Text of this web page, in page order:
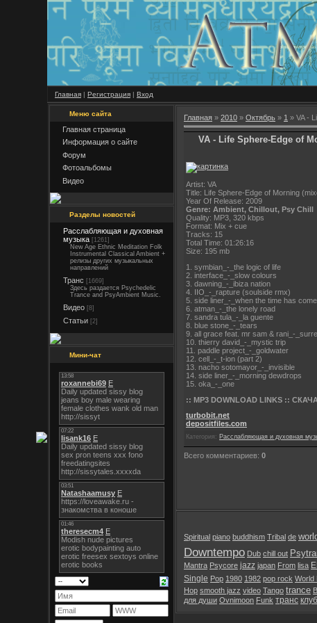
Главная | Регистрация | Вход
Меню сайта
Главная страница
Информация о сайте
Форум
Фотоальбомы
Видео
Разделы новостей
Расслабляющая и духовная
музыка [1261]
New Age Ethnic Meditation Folk
Instrumental Classical Ambient +
релизы других музыкальных
направлений
Транс [1669]
Здесь раздается Psychedelic
Trance and PsyAmbient Music.
Видео [8]
Статьи [2]
Мини-чат
Главная » 2010 » Октябрь » 1 » VA -
VA - Life Sphere-Edge of
Artist: VA
Title: Life Sphere-Edge of Morning
Year Of Release: 2009
Genre: Ambient, Chillout, Psy Chill
Quality: MP3, 320 kbps
Format: Mix + cue
Tracks: 15
Total Time: 01:26:16
Size: 195 mb
1. symbian_-_the logic of life
2. interface_-_slow colours
3. dawning_-_ibiza nation
4. IIO_-_rapture (soulside rmx)
5. side liner_-_when the time has come
6. atman_-_the lonely road
7. sandra tula_-_la guente
8. blue stone_-_tears
9. all grace feat. mr sam & rani_-
10. thierry david_-_mystic trip
11. paddle project_-_goldwater
12. cell_-_t-ion (part 2)
13. nacho sotomayor_-_invisible
14. side liner_-_morning dewdrops
15. oka_-_one
:: MP3 DOWNLOAD LINKS ::
turbobit.net
depositfiles.com
Категория: Расслабляющая и духовная
Всего комментариев: 0
Spiritual piano buddhism Tribal de
Downtempo Dub chill out
Mantra Psycore jazz japan From lisa
Single Pop 1980 1982 pop rock World
Hop smooth jazz video Tango trance
для души Ovnimoon Funk транс